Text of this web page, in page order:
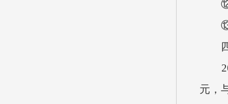
⑫资
⑬对
四
元，